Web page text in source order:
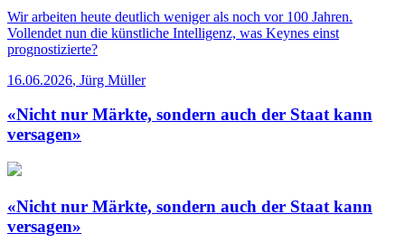
Wir arbeiten heute deutlich weniger als noch vor 100 Jahren.
Vollendet nun die künstliche Intelligenz, was Keynes einst
prognostizierte?
16.06.2026, Jürg Müller
«Nicht nur Märkte, sondern auch der Staat kann
versagen»
«Nicht nur Märkte, sondern auch der Staat kann
versagen»